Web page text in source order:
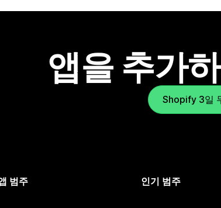
앱을 추가
Shopify 3일
범주 인기 범주